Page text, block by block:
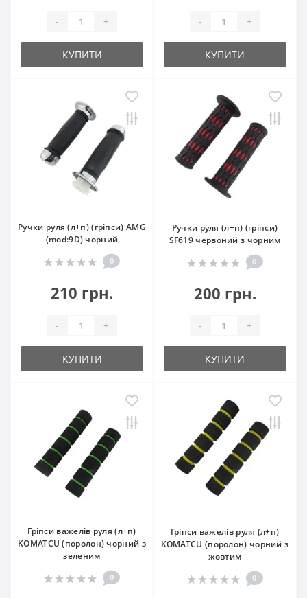
- +
КУПИТИ
- +
КУПИТИ
Ручки руля (л+п) (гріпси) AMG
(mod:9D) чорний
0
210 грн.
- +
КУПИТИ
Ручки руля (л+п) (гріпси)
SF619 червоний з чорним
0
200 грн.
- +
КУПИТИ
Гріпси важелів руля (л+п)
KOMATCU (поролон) чорний з
зеленим
0
Гріпси важелів руля (л+п)
KOMATCU (поролон) чорний з
жовтим
0